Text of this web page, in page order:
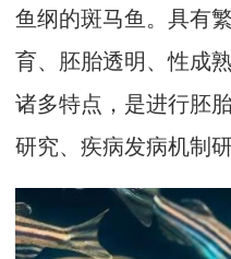
鱼纲的斑马鱼。具有
育、胚胎透明、性成
诸多特点，是进行胚
研究、疾病发病机制